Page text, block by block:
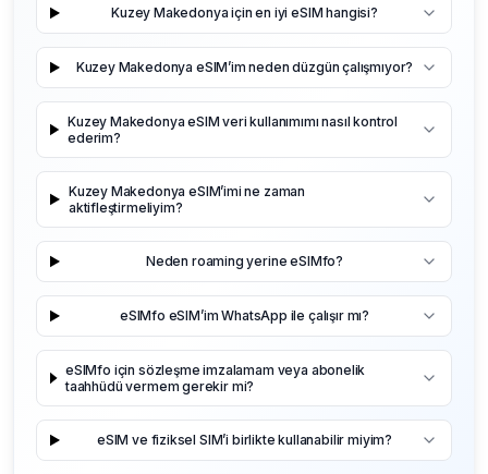
Kuzey Makedonya için en iyi eSIM hangisi?
Kuzey Makedonya eSIM’im neden düzgün çalışmıyor?
Kuzey Makedonya eSIM veri kullanımımı nasıl kontrol
ederim?
Kuzey Makedonya eSIM’imi ne zaman
aktifleştirmeliyim?
Neden roaming yerine eSIMfo?
eSIMfo eSIM’im WhatsApp ile çalışır mı?
eSIMfo için sözleşme imzalamam veya abonelik
taahhüdü vermem gerekir mi?
eSIM ve fiziksel SIM’i birlikte kullanabilir miyim?